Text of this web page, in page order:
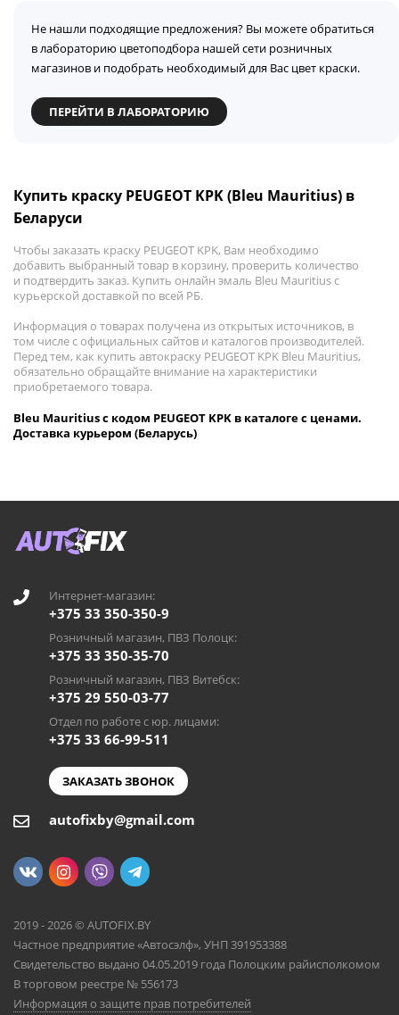
Не нашли подходящие предложения? Вы можете обратиться
в лабораторию цветоподбора нашей сети розничных
магазинов и подобрать необходимый для Вас цвет краски.
ПЕРЕЙТИ В ЛАБОРАТОРИЮ
Купить краску PEUGEOT KPK (Bleu Mauritius) в
Беларуси
Чтобы заказать краску PEUGEOT KPK, Вам необходимо
добавить выбранный товар в корзину, проверить количество
и подтвердить заказ. Купить онлайн эмаль Bleu Mauritius с
курьерской доставкой по всей РБ.
Информация о товарах получена из открытых источников, в
том числе с официальных сайтов и каталогов производителей.
Перед тем, как купить автокраску PEUGEOT KPK Bleu Mauritius,
обязательно обращайте внимание на характеристики
приобретаемого товара.
Bleu Mauritius с кодом PEUGEOT KPK в каталоге с ценами.
Доставка курьером (Беларусь)
Интернет-магазин:
+375 33 350-350-9
Розничный магазин, ПВЗ Полоцк:
+375 33 350-35-70
Розничный магазин, ПВЗ Витебск:
+375 29 550-03-77
Отдел по работе с юр. лицами:
+375 33 66-99-511
ЗАКАЗАТЬ ЗВОНОК
autofixby@gmail.com
2019 - 2026 © AUTOFIX.BY
Частное предприятие «Автосэлф», УНП 391953388
Свидетельство выдано 04.05.2019 года Полоцким райисполкомом
В торговом реестре № 556173
Информация о защите прав потребителей